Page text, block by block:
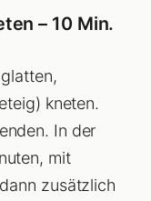
– 10 Min.
kneten.
In der
mit
zusätzlich